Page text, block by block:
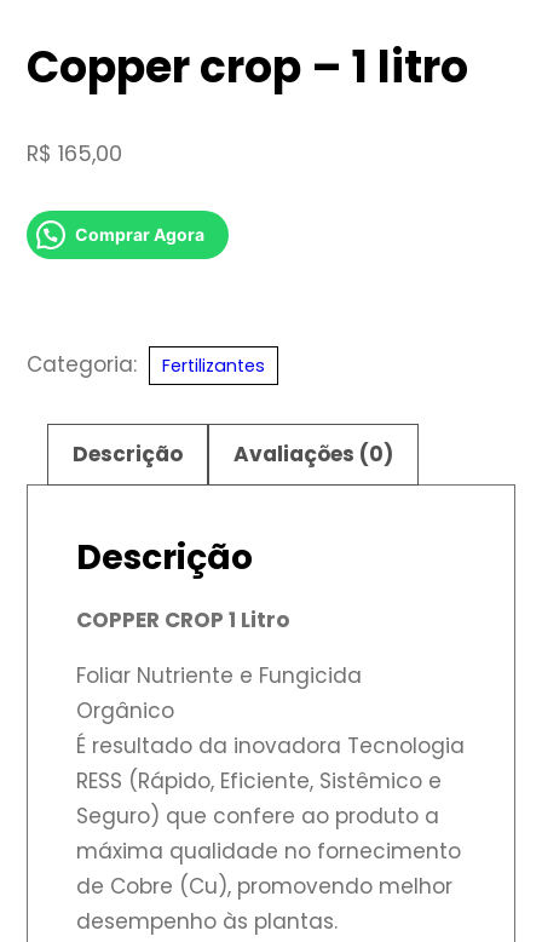
Copper crop – 1 litro
R$ 165,00
Comprar Agora
Categoria: Fertilizantes
Descrição Avaliações (0)
Descrição
COPPER CROP 1 Litro
Foliar Nutriente e Fungicida
Orgânico
É resultado da inovadora Tecnologia
RESS (Rápido, Eficiente, Sistêmico e
Seguro) que confere ao produto a
máxima qualidade no fornecimento
de Cobre (Cu), promovendo melhor
desempenho às plantas.